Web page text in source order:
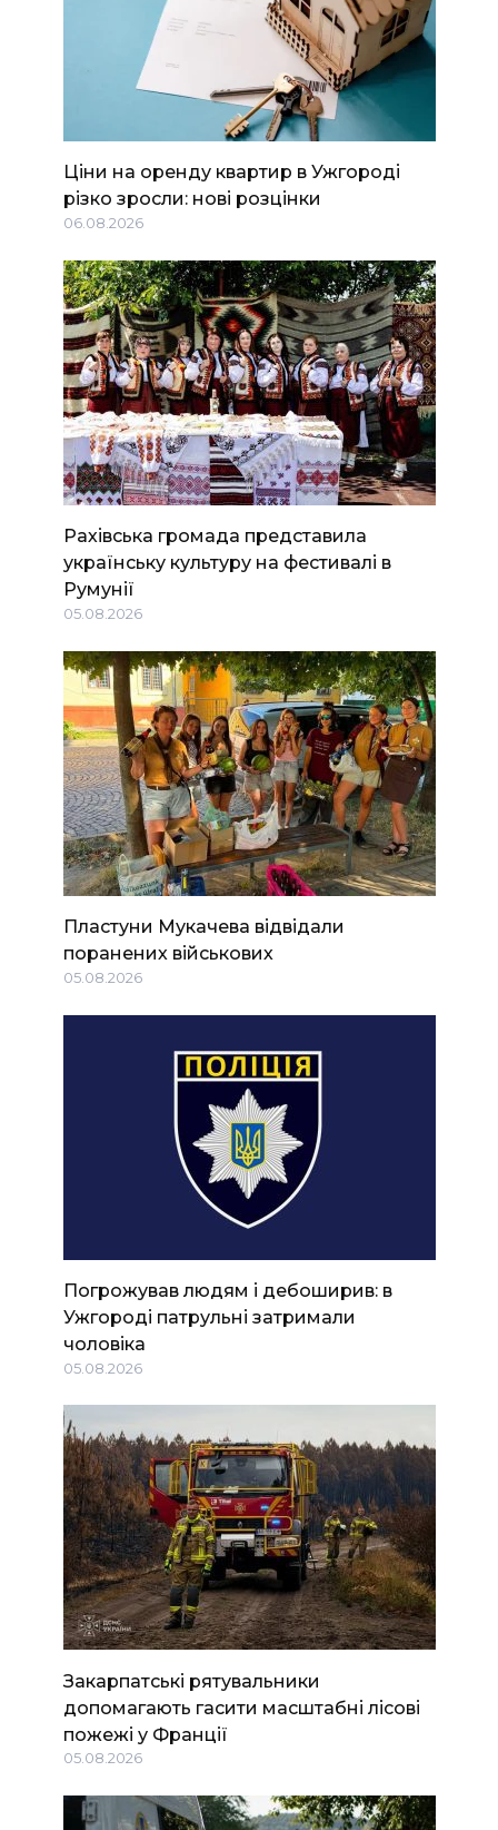
Ціни на оренду квартир в Ужгороді
різко зросли: нові розцінки
06.08.2026
Рахівська громада представила
українську культуру на фестивалі в
Румунії
05.08.2026
Пластуни Мукачева відвідали
поранених військових
05.08.2026
Погрожував людям і дебоширив: в
Ужгороді патрульні затримали
чоловіка
05.08.2026
Закарпатські рятувальники
допомагають гасити масштабні лісові
пожежі у Франції
05.08.2026